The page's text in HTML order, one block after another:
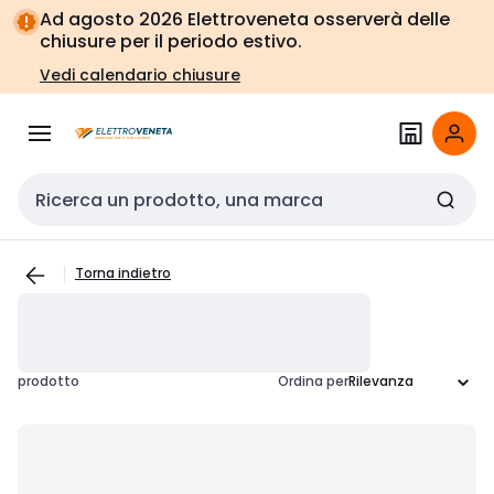
Vai alla
navigazione
Vai
alla
pagina
Ad agosto 2026 Elettroveneta osserverà delle
chiusure per il periodo estivo.
Vedi calendario chiusure
Cerca input
Torna indietro
prodotto Ordina per